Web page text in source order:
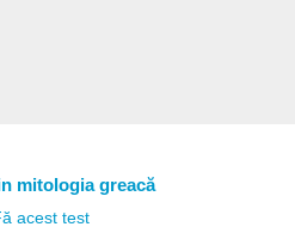
mitologia greacă
acest test